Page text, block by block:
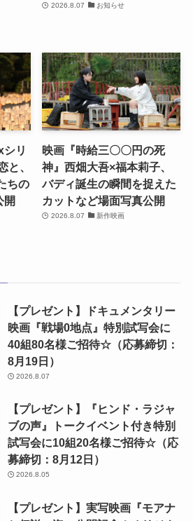
2026.8.07 お知らせ
リ
と、
ちの
開
映画『時給三〇〇円の死
神』西畑大吾×福本莉子、
バディ誕生の瞬間を捉えた
カットなど場面写真公開
2026.8.07 新作映画
【プレゼント】ドキュメンタリー
映画『戦場0地点』特別試写会に
40組80名様ご招待☆（応募締切：
8月19日）
2026.8.07
【プレゼント】『ヒンド・ラジャ
ブの声』トークイベント付き特別
試写会に10組20名様ご招待☆（応
募締切：8月12日）
2026.8.05
【プレゼント】実写映画『モアナ